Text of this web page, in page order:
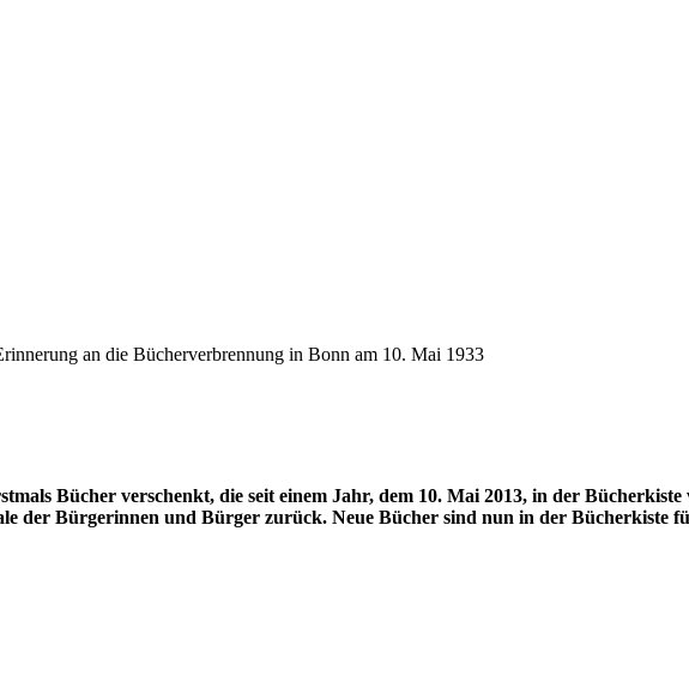
an die Bücherverbrennung in Bonn am 10. Mai 1933
Bücher verschenkt, die seit einem Jahr, dem 10. Mai 2013, in der
der Bürgerinnen und Bürger zurück. Neue Bücher sind nun in der Bücherkiste